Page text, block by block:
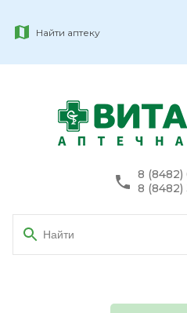
Найти аптеку
8
8